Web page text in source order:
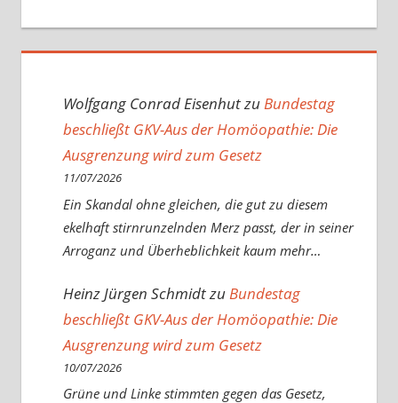
Wolfgang Conrad EisenhutzuBundestag
beschließt GKV-Aus der Homöopathie: Die
Ausgrenzung wird zum Gesetz
11/07/2026
Ein Skandal ohne gleichen, die gut zu diesem
ekelhaft stirnrunzelnden Merz passt, der in seiner
Arroganz und Überheblichkeit kaum mehr…
Heinz Jürgen Schmidtzu Bundestag
beschließt GKV-Aus der Homöopathie: Die
Ausgrenzung wird zum Gesetz
10/07/2026
Grüne und Linke stimmten gegen das Gesetz,